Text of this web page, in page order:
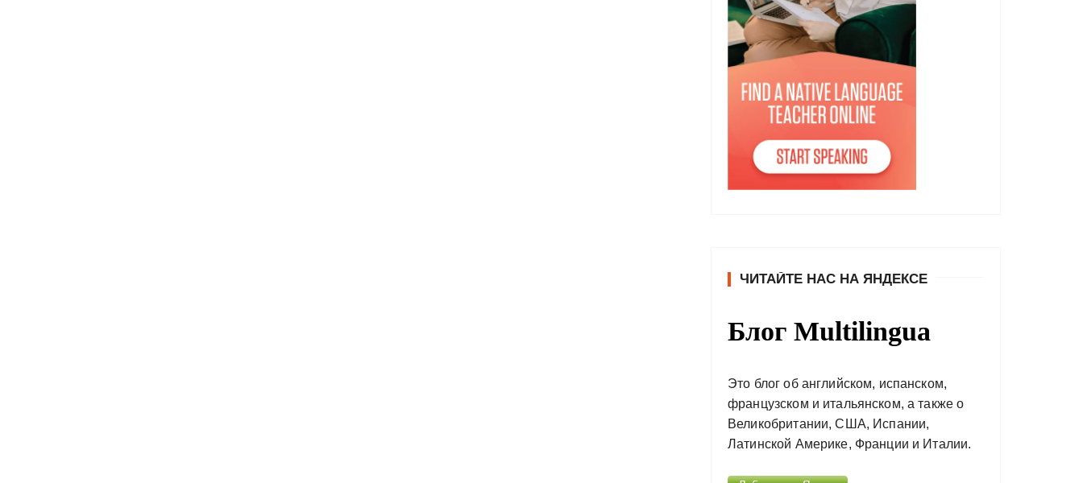
ЧИТАЙТЕ НАС НА ЯНДЕКСЕ
Блог Multilingua
Это блог об английском, испанском,
французском и итальянском, а также о
Великобритании, США, Испании,
Латинской Америке, Франции и Италии.